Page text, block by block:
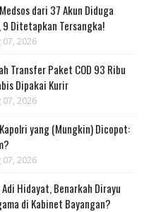
dari 37 Akun Diduga
9 Ditetapkan Tersangka!
07, 2026
Transfer Paket COD 93 Ribu
Dipakai Kurir
07, 2026
yang (Mungkin) Dicopot:
07, 2026
Hidayat, Benarkah Dirayu
di Kabinet Bayangan?